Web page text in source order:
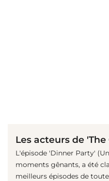
Les acteurs de
L'épisode 'Dinner Party'
moments gênants, a été
meilleurs épisodes de